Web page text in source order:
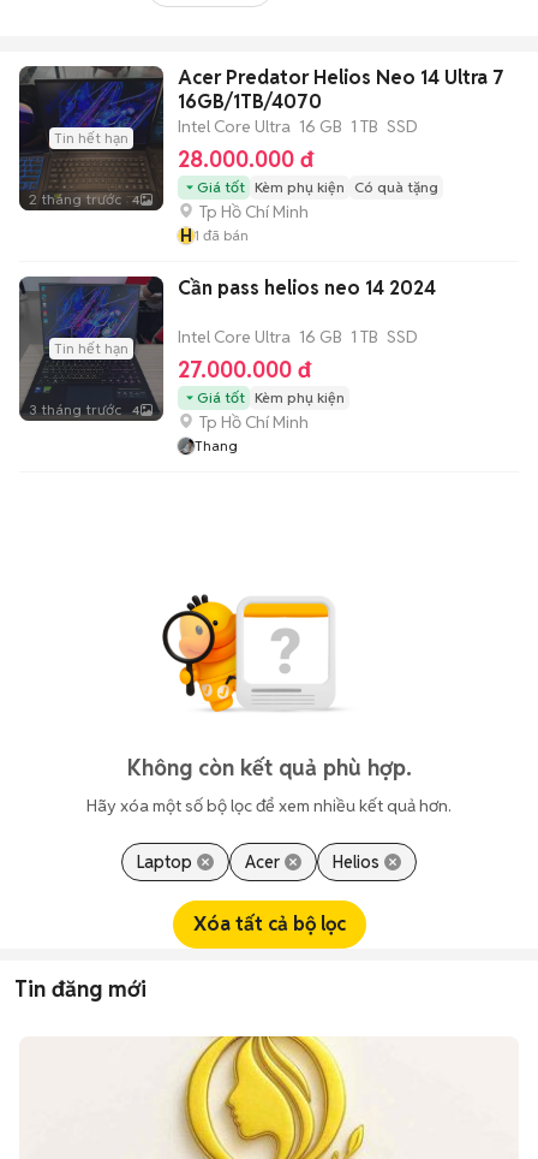
Tin hết hạn
2 tháng trước 4
Acer Predator Helios Neo 14 Ultra 7
16GB/1TB/4070
Intel Core Ultra 16 GB 1 TB SSD
28.000.000 đ
Giá tốt Kèm phụ kiện Có quà tặng
Tp Hồ Chí Minh
H1 đã bán
Tin hết hạn
3 tháng trước 4
Cần pass helios neo 14 2024
Intel Core Ultra 16 GB 1 TB SSD
27.000.000 đ
Giá tốt Kèm phụ kiện
Tp Hồ Chí Minh
Thang
Không còn kết quả phù hợp.
Hãy xóa một số bộ lọc để xem nhiều kết quả hơn.
Laptop Acer Helios
Xóa tất cả bộ lọc
Tin đăng mới